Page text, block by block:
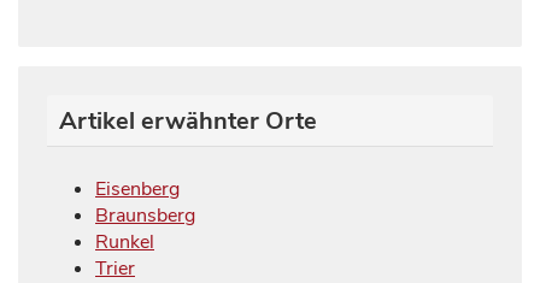
Artikel erwähnter Orte
Eisenberg
Braunsberg
Runkel
Trier